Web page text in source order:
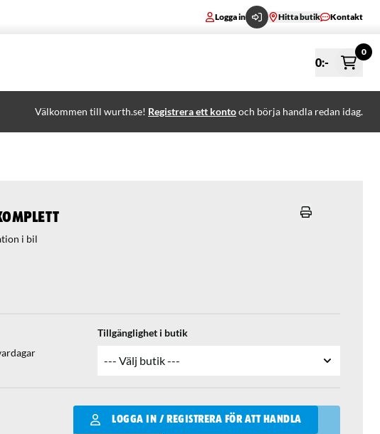
Logga in Hitta butik Kontakt
0:-
0
Välkommen till wurth.se! Registrera ett kontooch börja handla redan idag.
i bil
Tillgänglighet i butik
LOGGA IN / REGISTRERA FÖR ATT HANDLA
Qantity
LÄGG I VARUKORGEN